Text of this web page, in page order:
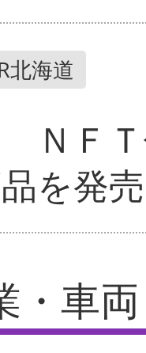
北海道
ＮＦ
を発売
・車両